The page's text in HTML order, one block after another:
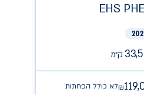
EHS
ק״מ
₪לא כולל הפחתות